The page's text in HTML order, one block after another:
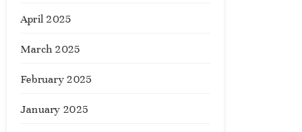
April 2025
March 2025
February 2025
January 2025